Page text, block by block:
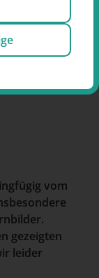
vom
gezeigten
leider